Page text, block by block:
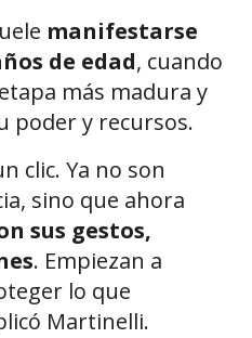
manifestarse
de edad, cuando
más madura y
poder y recursos.
clic. Ya no son
sino que ahora
sus gestos,
. Empiezan a
lo que
Martinelli.